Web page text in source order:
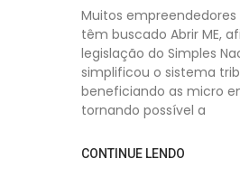
Muitos empreendedores
têm buscado Abrir ME,
legislação do Simples
simplificou o sistema
beneficiando as micro
tornando possível a
CONTINUE LENDO